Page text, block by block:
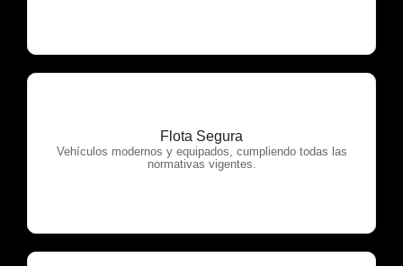
Flota Segura
Vehículos modernos y equipados, cumpliendo todas las
normativas vigentes.
OTP Servicios